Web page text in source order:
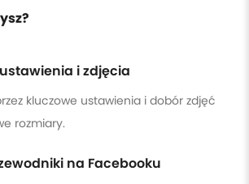
i zdjęcia
kluczowe ustawienia i dobór zdjęć
rozmiary.
na Facebooku